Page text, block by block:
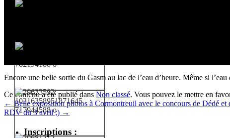
Encore une belle sortie du Gasm au lac de l’eau d’heure. Même si
Ce contenu a été publié dans Non classé. Vous pouvez le mettre en
← Belle exposition photos à Cormontreuil avec le concours de Dédé et
RDV du 3 avril ;) →
Inscriptions :